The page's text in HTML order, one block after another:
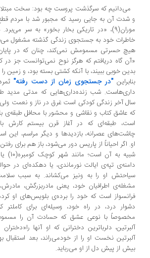
که سرگذشت پروست چه بود: سخت مبتلا به
آن به جایی رسید که مجبور شد با مردم قطع رابطه
موران(9)، «در تاریکی بخار بخور» به سر می­‌برد. در
خود به جستجوی زندگی گذشته مشغول می­‌شود.
حسرتی مسمومش نمی­‌کند، چنان که در پایان
گاه دریافتم که هرگز نوح نمی­‌توانست جز در کشتی
خوبی ببیند، با آنکه کشتی بسته بود، و زمین را شب
"در جستجوی زمان از دست رفته"ثمره‌­ی
شب زنده­‌داری‌هایی که مدتی مدید طول
آخر زندگی کودکی است غرق در ناز و نعمت ولی اندکی
عاشق کتاب و نقاشی و محشور با محافل طبقه‌­ی بالای
طبقه­‌ای که در آغاز قرن بیستم کارش بالا
عصرانه، بازدیدها و دیگر مراسم، این است
اگر احیاناً از پاریس دور می‌شود، باز هم برای رفتن به
تپه‌­ی ایالت نورماندی، یا دهکده‌­ای در حوالی آن.
او را به ونیز می­‌کشاند. به سبب سلامت
اطرافیان خود، یعنی مادربزرگش، مادرش، و
است که خود را برده­‌ی بلویس‌های او کرده
درد، در راه خود، وسیله‌­ای برای کامل­تر کردن
با نوعی عشق که حسادت آن را مسموم
دلرباترین دخترانی که او آنها را«دختران
نخست او را از خودمی‌­راند، بعد استقبال بهتری
از پیش دل از او می‌رباید.